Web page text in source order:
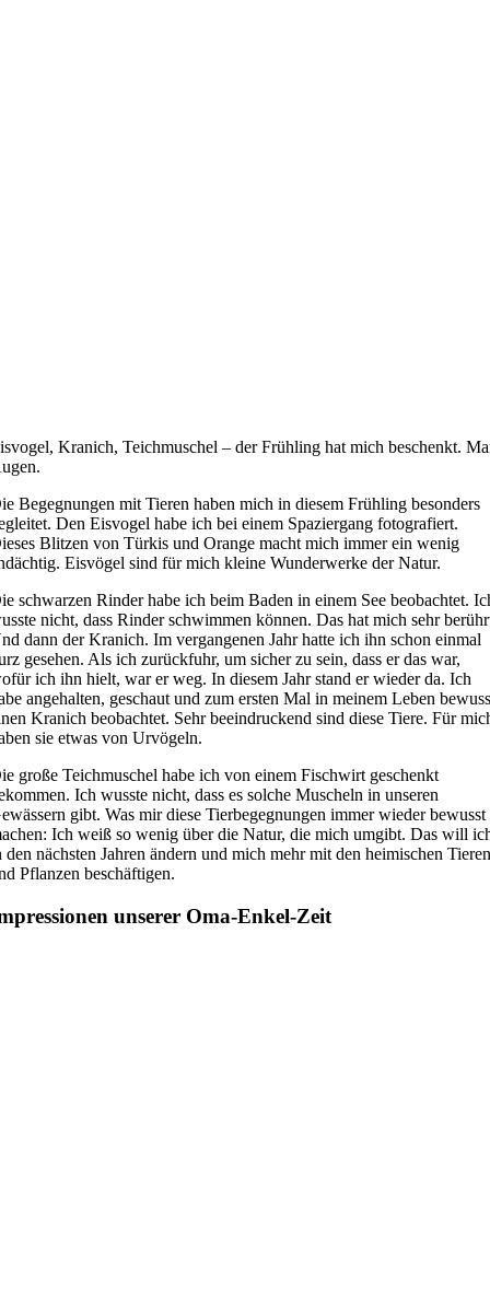
Kranich, Teichmuschel – der Frühling hat mich beschenkt.
Begegnungen mit Tieren haben mich in diesem Frühling besonders
Den Eisvogel habe ich bei einem Spaziergang fotografiert.
Blitzen von Türkis und Orange macht mich immer ein wenig
Eisvögel sind für mich kleine Wunderwerke der Natur.
schwarzen Rinder habe ich beim Baden in einem See beobachtet.
nicht, dass Rinder schwimmen können. Das hat mich sehr
dann der Kranich. Im vergangenen Jahr hatte ich ihn schon einmal
gesehen. Als ich zurückfuhr, um sicher zu sein, dass er das war,
ich ihn hielt, war er weg. In diesem Jahr stand er wieder da. Ich
angehalten, geschaut und zum ersten Mal in meinem Leben
Kranich beobachtet. Sehr beeindruckend sind diese Tiere. Für
sie etwas von Urvögeln.
große Teichmuschel habe ich von einem Fischwirt geschenkt
Ich wusste nicht, dass es solche Muscheln in unseren
gibt. Was mir diese Tierbegegnungen immer wieder bewusst
Ich weiß so wenig über die Natur, die mich umgibt. Das will
den nächsten Jahren ändern und mich mehr mit den heimischen
Pflanzen beschäftigen.
unserer Oma-Enkel-Zeit